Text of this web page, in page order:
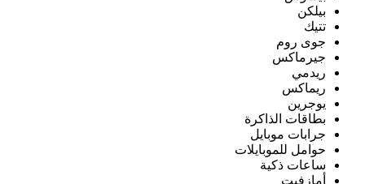
بيلكن
تتيك
جوى روم
جيرماكس
ريدمي
ريماكس
يوجرين
بطاقات الذاكرة
جرابات موبايل
حوامل للموبايلات
ساعات ذكية
أمازفيت